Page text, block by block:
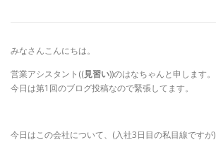
みなさんこんにちは。
営業アシスタント((見習い))のはなちゃんと申します。
今日は第1回のブログ投稿なので緊張してます。
今日はこの会社について、(入社3日目の私目線ですが)